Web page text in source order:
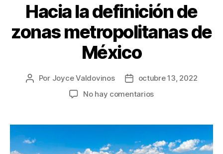
Hacia la definición de
zonas metropolitanas de
México
Autor
Por Joyce Valdovinos
Fecha
de
octubre 13, 2022
No hay comentariosen
definición
zonas